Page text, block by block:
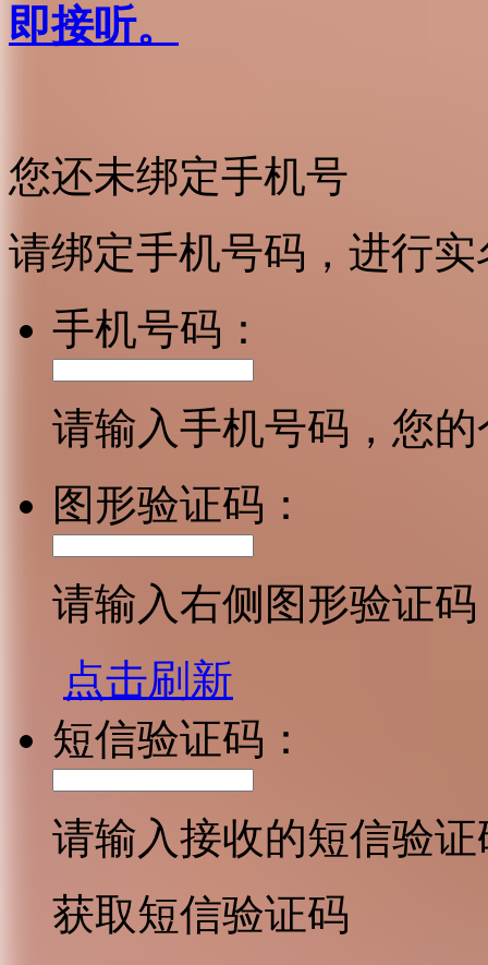
即接听。
您还未绑定手机号
请绑定手机号码，进行
手机号码：
请输入手机号码，您
图形验证码：
请输入右侧图形验证码
点击刷新
短信验证码：
请输入接收的短信验证
获取短信验证码